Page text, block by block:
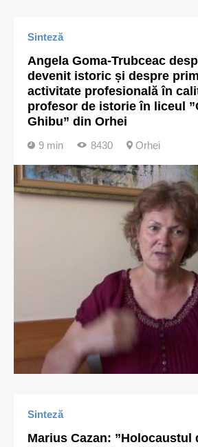
Sinteză
Angela Goma-Trubceac
devenit istoric și despre
activitate profesională în
profesor de istorie în liceul
Ghibu” din Orhei
9 min 8430 Orhei
Sinteză
Marius Cazan: ”Holocaustul